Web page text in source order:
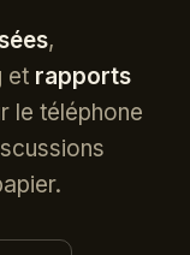
,
et rapports
le téléphone